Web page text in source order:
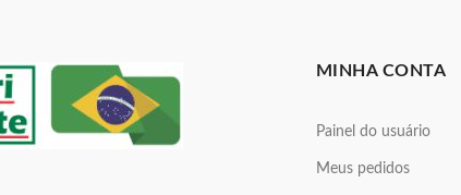
MINHA CONTA
Painel do usuário
Meus pedidos